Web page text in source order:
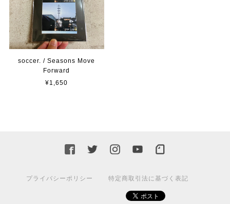
soccer. / Seasons Move
Forward
¥1,650
プライバシーポリシー 特定商取引法に基づく表記